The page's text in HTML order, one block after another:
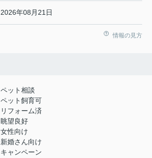
2026年08月21日
情報の見方
ペット相談
ペット飼育可
リフォーム済
眺望良好
女性向け
新婚さん向け
キャンペーン